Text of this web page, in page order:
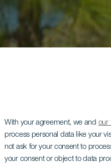
With your agreement, we and our
process personal data like your
not ask for your consent to
your consent or object to data